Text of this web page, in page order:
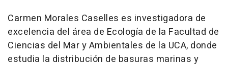
Carmen Morales Caselles es investigadora de
excelencia del área de Ecología de la Facultad de
Ciencias del Mar y Ambientales de la UCA, donde
estudia la distribución de basuras marinas y